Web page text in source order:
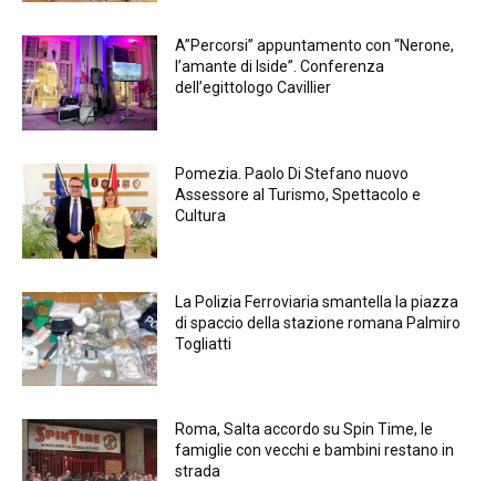
A”Percorsi” appuntamento con “Nerone,
l’amante di Iside”. Conferenza
dell’egittologo Cavillier
Pomezia. Paolo Di Stefano nuovo
Assessore al Turismo, Spettacolo e
Cultura
La Polizia Ferroviaria smantella la piazza
di spaccio della stazione romana Palmiro
Togliatti
Roma, Salta accordo su Spin Time, le
famiglie con vecchi e bambini restano in
strada